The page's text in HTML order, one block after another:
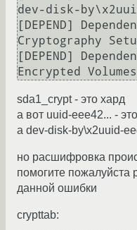
dev-disk-
[DEPEND]
Cryptography
[DEPEND]
Encrypted
sda1_crypt - это хард
а вот uuid-eee42... -
а dev-disk-by\x2uuid-
но расшифровка
помогите пожалуйста
данной ошибки
crypttab: